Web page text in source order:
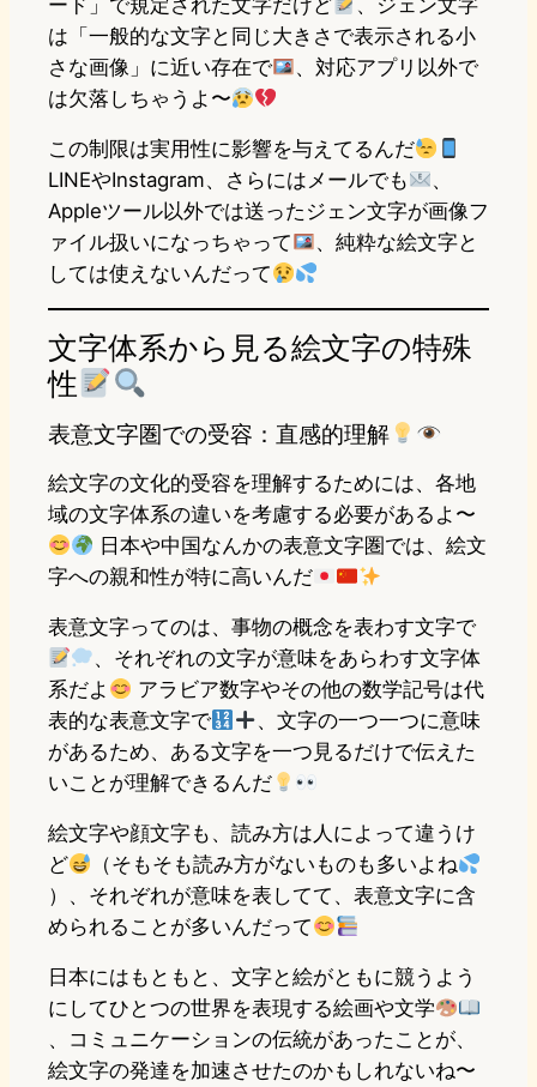
ード」で規定された文字だけど
、ジェン文字
は「一般的な文字と同じ大きさで表示される小
さな画像」に近い存在で
、対応アプリ以外で
は欠落しちゃうよ〜
この制限は実用性に影響を与えてるんだ
LINEやInstagram、さらにはメールでも
、
Appleツール以外では送ったジェン文字が画像フ
ァイル扱いになっちゃって
、純粋な絵文字と
しては使えないんだって
文字体系から見る絵文字の特殊
性
表意文字圏での受容：直感的理解
絵文字の文化的受容を理解するためには、各地
域の文字体系の違いを考慮する必要があるよ〜
日本や中国なんかの表意文字圏では、絵文
字への親和性が特に高いんだ
表意文字ってのは、事物の概念を表わす文字で
、それぞれの文字が意味をあらわす文字体
系だよ
アラビア数字やその他の数学記号は代
表的な表意文字で
、文字の一つ一つに意味
があるため、ある文字を一つ見るだけで伝えた
いことが理解できるんだ
絵文字や顔文字も、読み方は人によって違うけ
ど
（そもそも読み方がないものも多いよね
）、それぞれが意味を表してて、表意文字に含
められることが多いんだって
日本にはもともと、文字と絵がともに競うよう
にしてひとつの世界を表現する絵画や文学
、コミュニケーションの伝統があったことが、
絵文字の発達を加速させたのかもしれないね〜